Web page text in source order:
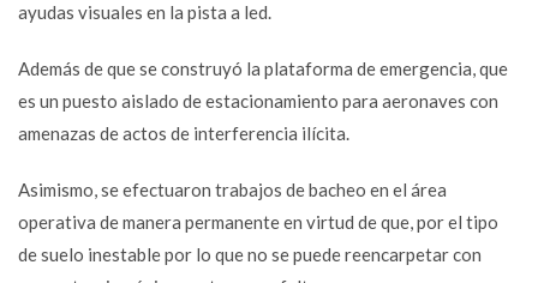
ayudas visuales en la pista a led.
Además de que se construyó la plataforma de emergencia, que
es un puesto aislado de estacionamiento para aeronaves con
amenazas de actos de interferencia ilícita.
Asimismo, se efectuaron trabajos de bacheo en el área
operativa de manera permanente en virtud de que, por el tipo
de suelo inestable por lo que no se puede reencarpetar con